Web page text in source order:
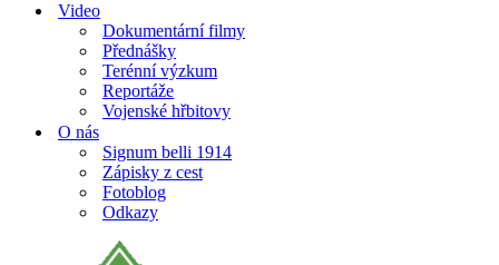
Video
Dokumentární filmy
Přednášky
Terénní výzkum
Reportáže
Vojenské hřbitovy
O nás
Signum belli 1914
Zápisky z cest
Fotoblog
Odkazy